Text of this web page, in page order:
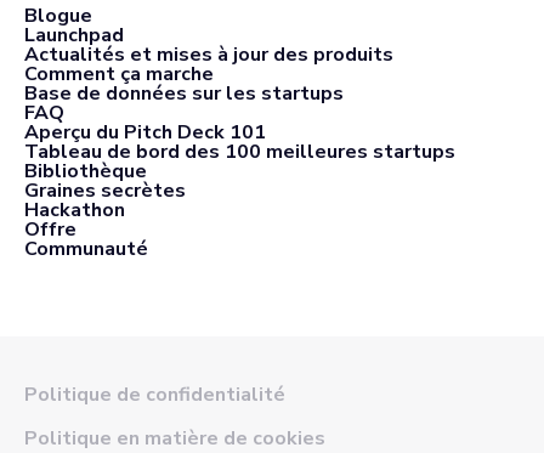
Blogue
Launchpad
Actualités et mises à jour des produits
Comment ça marche
Base de données sur les startups
FAQ
Aperçu du Pitch Deck 101
Tableau de bord des 100 meilleures startups
Bibliothèque
Graines secrètes
Hackathon
Offre
Communauté
Politique de confidentialité
Politique en matière de cookies